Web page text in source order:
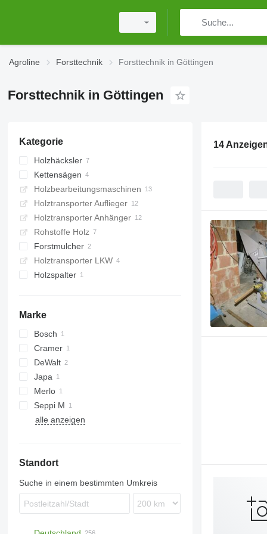
Agroline Forsttechnik Forsttechnik in Göttingen
Forsttechnik in Göttingen
Kategorie
Holzhäcksler
Kettensägen
elektrische Kettensägen
Akku-Kettensägen
Holzbearbeitungsmaschinen
Holztransporter Auflieger
Holztransporter Anhänger
Rohstoffe Holz
Forstmulcher
Holztransporter LKW
Holzspalter
Marke
Bosch
Cramer
DeWalt
Japa
Merlo
Seppi M
Starforst
alle anzeigen
Standort
Suche in einem bestimmten Umkreis
14